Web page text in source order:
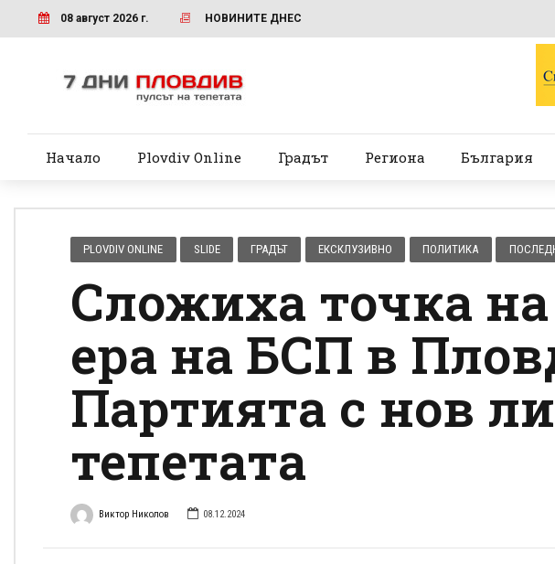
08 август 2026 г. НОВИНИТЕ ДНЕС
Начало Plovdiv Online Градът Региона България
PLOVDIV ONLINE SLIDE ГРАДЪТ ЕКСКЛУЗИВНО ПОЛИТИКА
Сложиха точка
ера на БСП в
Партията с нов
тепетата
Виктор Николов 08.12.2024